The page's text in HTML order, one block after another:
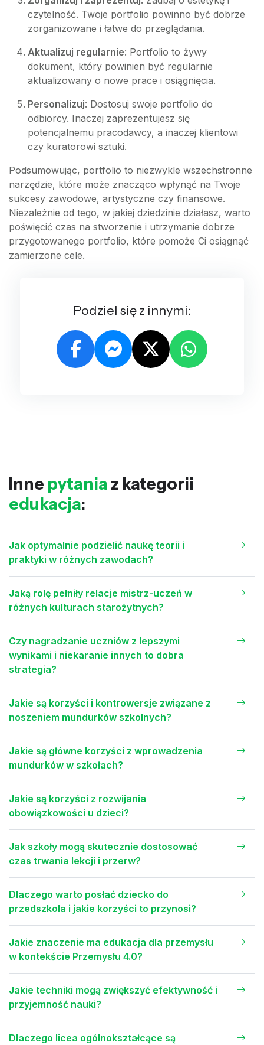
czytelność. Twoje portfolio powinno być dobrze
zorganizowane i łatwe do przeglądania.
Aktualizuj regularnie: Portfolio to żywy
dokument, który powinien być regularnie
aktualizowany o nowe prace i osiągnięcia.
Personalizuj: Dostosuj swoje portfolio do
odbiorcy. Inaczej zaprezentujesz się
potencjalnemu pracodawcy, a inaczej klientowi
czy kuratorowi sztuki.
Podsumowując, portfolio to niezwykle wszechstronne
narzędzie, które może znacząco wpłynąć na Twoje
sukcesy zawodowe, artystyczne czy finansowe.
Niezależnie od tego, w jakiej dziedzinie działasz, warto
poświęcić czas na stworzenie i utrzymanie dobrze
przygotowanego portfolio, które pomoże Ci osiągnąć
zamierzone cele.
Podziel się z innymi:
Inne pytania z kategorii
edukacja:
Jak optymalnie podzielić naukę teorii i
praktyki w różnych zawodach?
Jaką rolę pełniły relacje mistrz-uczeń w
różnych kulturach starożytnych?
Czy nagradzanie uczniów z lepszymi
wynikami i niekaranie innych to dobra
strategia?
Jakie są korzyści i kontrowersje związane z
noszeniem mundurków szkolnych?
Jakie są główne korzyści z wprowadzenia
mundurków w szkołach?
Jakie są korzyści z rozwijania
obowiązkowości u dzieci?
Jak szkoły mogą skutecznie dostosować
czas trwania lekcji i przerw?
Dlaczego warto posłać dziecko do
przedszkola i jakie korzyści to przynosi?
Jakie znaczenie ma edukacja dla przemysłu
w kontekście Przemysłu 4.0?
Jakie techniki mogą zwiększyć efektywność i
przyjemność nauki?
Dlaczego licea ogólnokształcące są